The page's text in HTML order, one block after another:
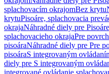
splachovacím okrajomBez krytu
krytuPisoáre, splachovacia
okrajaNáhradné diely pre
splachovacieho okrajaPre
pisoáraNáhradné diely pre Pre
pisoáraS integrovaným
diely pre S integrovaným
integrované ovládanie